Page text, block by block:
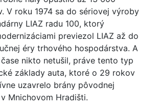
V roku 1974 sa do sériovej výroby
LIAZ radu 100, ktorý
previezol LIAZ až do
éry trhového hospodárstva. A
nikto netušil, práve tento typ
základy auta, ktoré o 29 rokov
uzavrelo brány pôvodnej
Mnichovom Hradišti.